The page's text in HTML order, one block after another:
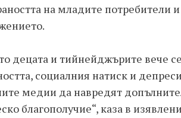
на младите потребители
децата и тийнейджърите вече
социалния натиск и
медии да навредят
благополучие“, каза в